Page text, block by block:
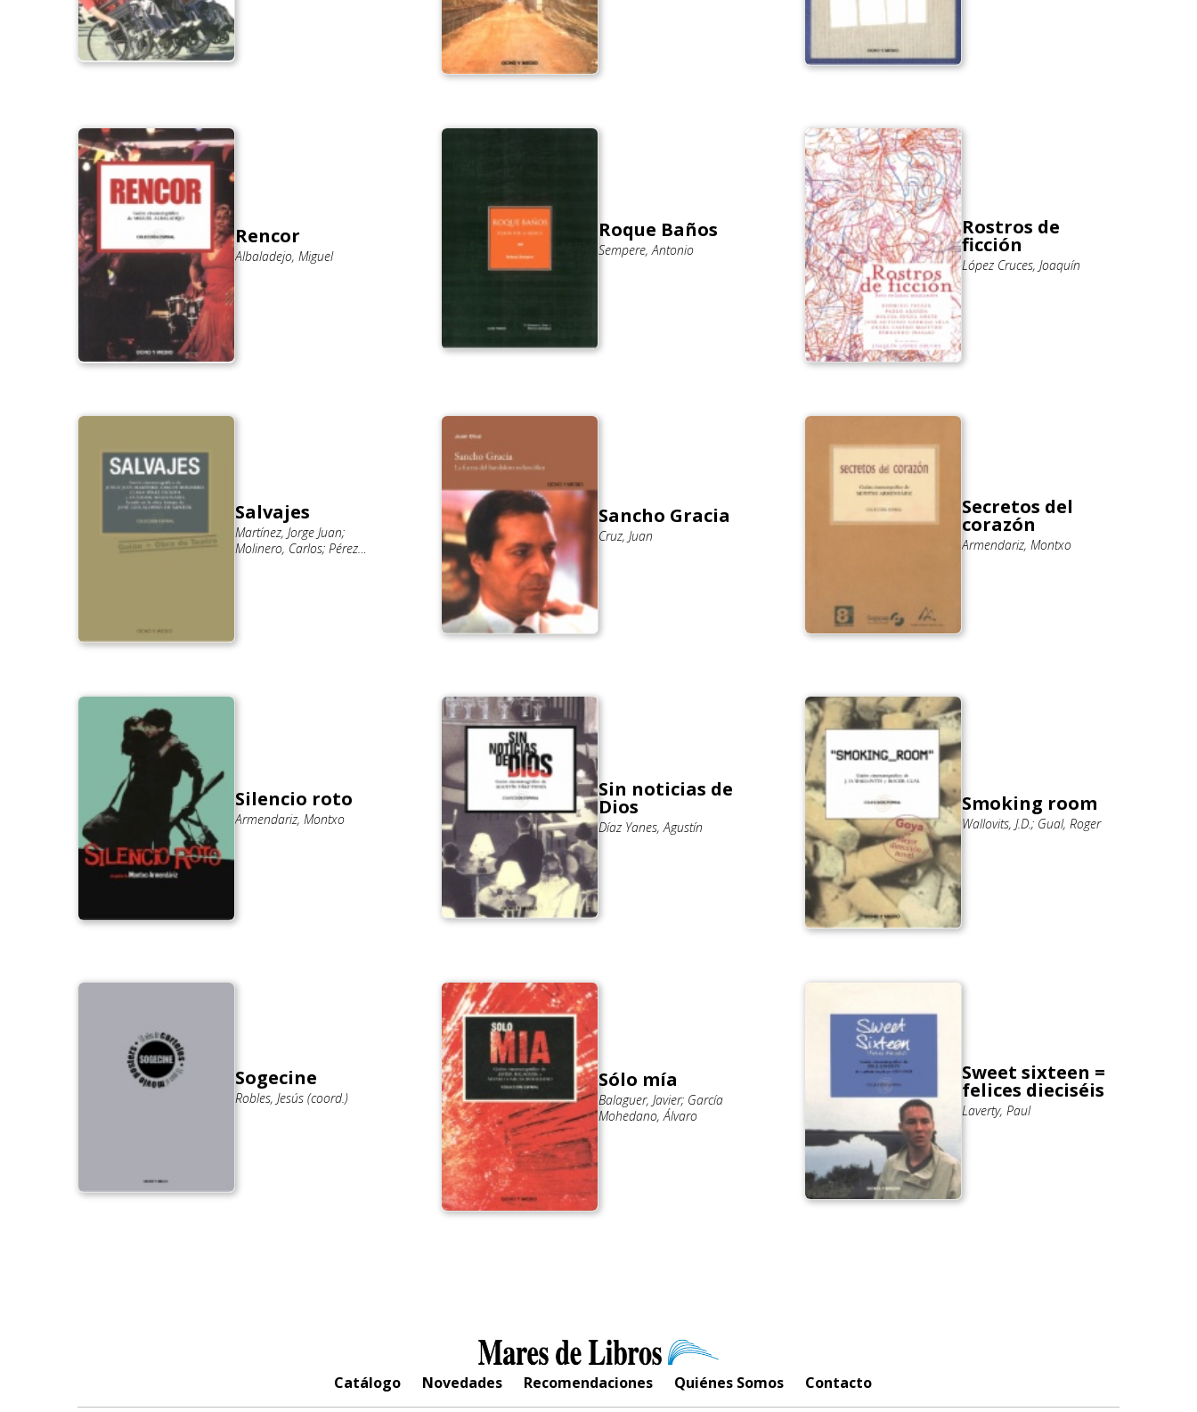
Rencor
Albaladejo, Miguel
Roque Baños
Sempere, Antonio
Rostros de
ficción
López Cruces, Joaquín
Salvajes
Martínez, Jorge Juan;
Molinero, Carlos; Pérez
Sancho Gracia
Cruz, Juan
Secretos del
corazón
Armendariz, Montxo
Silencio roto
Armendariz, Montxo
Sin noticias de
Dios
Díaz Yanes, Agustín
Smoking room
Wallovits, J.D.; Gual, Roger
Sogecine
Robles, Jesús (coord.)
Sólo mía
Balaguer, Javier; García
Mohedano, Álvaro
Sweet sixteen =
felices dieciséis
Laverty, Paul
Catálogo Novedades Recomendaciones Quiénes Somos Contacto